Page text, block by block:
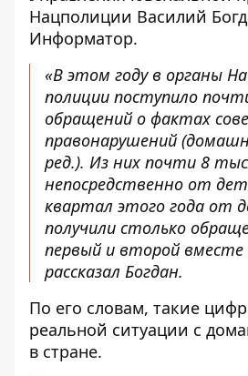
Нацполиции Василий
Информатор.
«В этом году в органы
полиции поступило
обращений о фактах
правонарушений
ред.). Из них почти 8
непосредственно от
квартал этого года от
получили столько
первый и второй вместе
рассказал Богдан.
По его словам, такие
реальной ситуации с
в стране.